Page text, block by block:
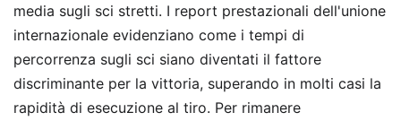
media sugli sci stretti. I report prestazionali dell'unione
internazionale evidenziano come i tempi di
percorrenza sugli sci siano diventati il fattore
discriminante per la vittoria, superando in molti casi la
rapidità di esecuzione al tiro. Per rimanere